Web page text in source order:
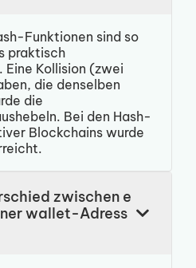
Funktionen sind so
praktisch
Eine Kollision (zwei
die denselben
die
Bei den Hash-
Blockchains wurde
zwischen e
wallet-Adress